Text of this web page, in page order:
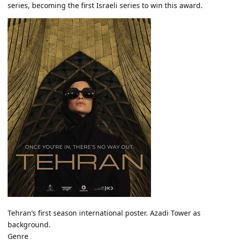
series, becoming the first Israeli series to win this award.
Tehran’s first season international poster. Azadi Tower as
background.
Genre